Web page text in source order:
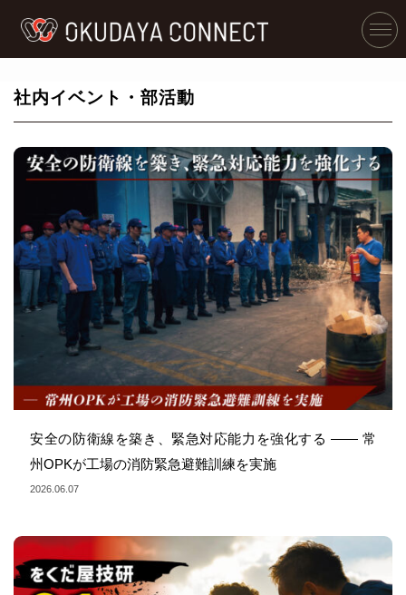
社内イベント・部活動
安全の防衛線を築き、緊急対応能力を強化する —— 常
州OPKが工場の消防緊急避難訓練を実施
2026.06.07